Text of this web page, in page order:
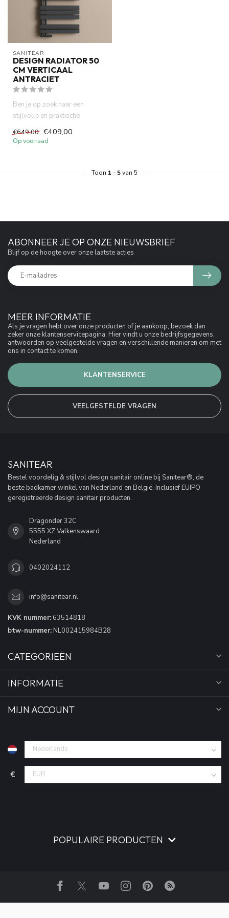
SANITEAR
DESIGN RADIATOR 50
CM VERTICAAL
ANTRACIET
Ben je op zoek naar een
stijlvolle en praktische
oplossing om je badkamer te
ver...
€649,00 €409,00
Op voorraad
Toon 1 - 5van 5
MEER INFORMATIE
Als je vragen hebt over onze producten of je aankoop, bezoek dan
zeker onze klantenservicepagina. Hier vindt u onze bedrijfsgegevens,
antwoorden op veelgestelde vragen en verschillende manieren om met
ons in contact te komen.
KLANTENSERVICE
VEELGESTELDE VRAGEN
ABONNEER JE OP ONZE NIEUWSBRIEF
Blijf op de hoogte over onze laatste acties
SANITEAR
Bestel voordelig & stijlvol design sanitair online bij Sanitear®, de
beste badkamer winkel van Nederland en België. Inclusief EUIPO
geregistreerde design sanitair producten.
Dragonder 32C
5555 XZ Valkenswaard
Nederland
0402024112
info@sanitear.nl
KVK nummer: 63514818
btw-nummer: NL002415984B28
CATEGORIEËN
INFORMATIE
MIJN ACCOUNT
€
POPULAIRE PRODUCTEN